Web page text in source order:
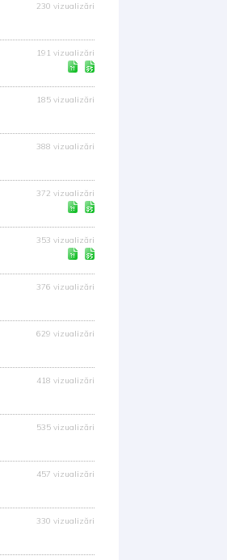
230 vizualizări
191 vizualizări
185 vizualizări
388 vizualizări
372 vizualizări
353 vizualizări
376 vizualizări
629 vizualizări
418 vizualizări
535 vizualizări
457 vizualizări
330 vizualizări